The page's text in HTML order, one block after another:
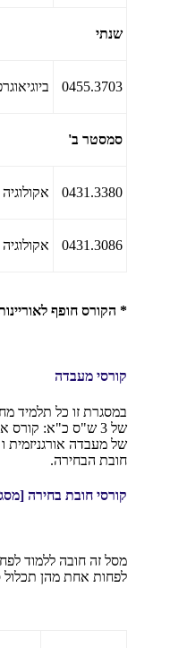
שנתי
0455.3703
סמסטר ב'
0431.3380
0431.3086
* הקורס חופף
קורסי מעבדה
של 3 ש"ס כ"א: קורס אחד
חובת הבחירה.
קורסי חובת בחירה [מסגרת
לפחות אחת מהן תכלול